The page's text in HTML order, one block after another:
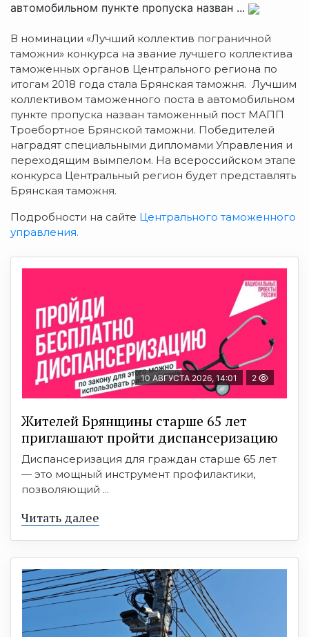
автомобильном пункте пропуска назван ...
В номинации «Лучший коллектив пограничной
таможни» конкурса на звание лучшего коллектива
таможенных органов Центрального региона по
итогам 2018 года стала Брянская таможня. Лучшим
коллективом таможенного поста в автомобильном
пункте пропуска назван таможенный пост МАПП
Троебортное Брянской таможни. Победителей
наградят специальными дипломами Управления и
переходящим вымпелом. На всероссийском этапе
конкурса Центральный регион будет представлять
Брянская таможня.
Подробности на сайте Центрального таможенного
управления.
10 АВГУСТА 2026, 14:01 2
Жителей Брянщины старше 65 лет
приглашают пройти диспансеризацию
Диспансеризация для граждан старше 65 лет
— это мощный инструмент профилактики,
позволяющий ...
Читать далее